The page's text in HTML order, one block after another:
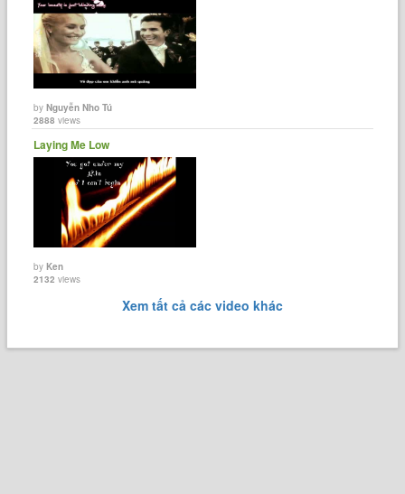
byNguyễn Nho Tú
2888 views
Laying Me Low
byKen
2132 views
Xem tất cả các video khác